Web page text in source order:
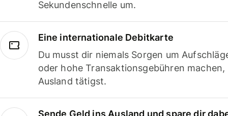
Sekundenschnelle um.
Eine internationale Debitkarte
Du musst dir niemals Sorgen um
oder hohe Transaktionsgebühren
Ausland tätigst.
Sende Geld ins Ausland und spare dir